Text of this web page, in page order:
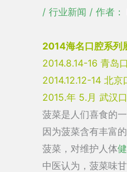
/ 行业新闻 / 作者：
2014海名口腔系列
2014.8.14-16 青岛
2014.12.12-14 北京
2015.年 5.月 武汉
菠菜是人们喜食的
因为菠菜含有丰富
菠菜，对维护人体
中医认为，菠菜味